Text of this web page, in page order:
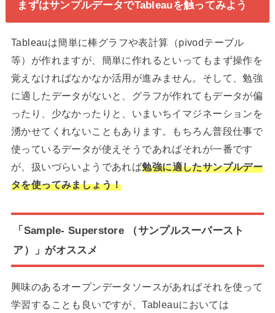
まずはサンプルデータでTableauを触ってみよう
Tableauは簡単に棒グラフや表計算（pivodテーブル
等）が作れますが、簡単に作れるといってもまず操作を
覚えなければなかなか活用が進みません。そして、勉強
に適したデータがないと、グラフが作れてもデータが偏
ったり、少なかったりと、いまいちイマジネーションを
湧かせてくれないこともあります。もちろん普段仕事で
使っているデータが使えそうであればそれが一番です
が、扱いづらいようであれば勉強に適したサンプルデー
タを使ってみましょう！
「Sample- Superstore （サンプルスーパースト
ア）」がオススメ
興味のあるオープンデータソースがあればそれを使って
学習することも良いですが、Tableauにおいては